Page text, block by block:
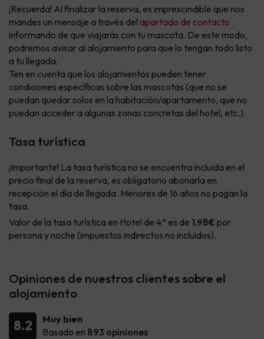
¡Recuerda! Al finalizar la reserva, es imprescindible que nos
mandes un mensaje a través del apartado de contacto
informando de que viajarás con tu mascota. De este modo,
podremos avisar al alojamiento para que lo tengan todo listo
a tu llegada.
Ten en cuenta que los alojamientos pueden tener
condiciones específicas sobre las mascotas (que no se
puedan quedar solos en la habitación/apartamento, que no
puedan acceder a algunas zonas concretas del hotel, etc.).
Tasa turística
¡Importante! La tasa turística no se encuentra incluida en el
precio final de la reserva, es obligatorio abonarla en
recepción el día de llegada. Menores de 16 años no pagan la
tasa.
Valor de la tasa turística en Hotel de 4* es de 1.98€ por
persona y noche (impuestos indirectos no incluidos).
Opiniones de nuestros clientes sobre el
alojamiento
8.2
Muy bien
Basado en 893 opiniones